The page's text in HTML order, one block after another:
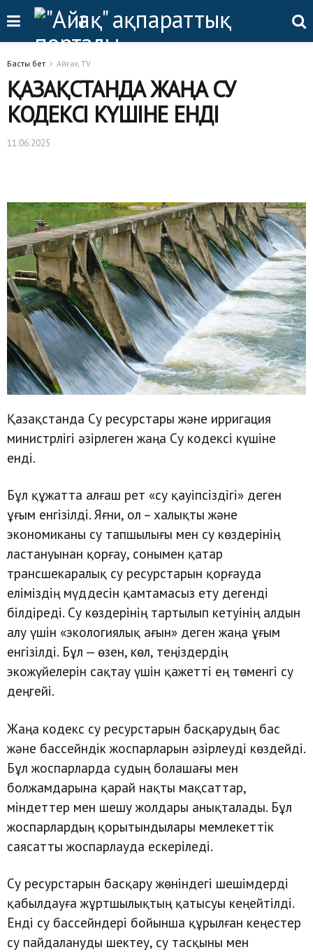
Басты бет Айғақ TV
ҚАЗАҚСТАНДА ЖАҢА СУ
КОДЕКСІ КҮШІНЕ ЕНДІ
11.06.2025
Қазақстанда Су ресурстары және ирригация
министрлігі әзірлеген жаңа Су кодексі күшіне
енді.
Бұл құжатта алғаш рет «су қауіпсіздігі» деген
ұғым енгізілді. Яғни, ол – халықты және
экономиканы су тапшылығы мен су көздерінің
ластануынан қорғау, сонымен қатар
трансшекаралық су ресурстарын қорғауда
еліміздің мүддесін қамтамасыз ету дегенді
білдіреді. Су көздерінің тартылып кетуінің алдын
алу үшін «экологиялық ағын» деген жаңа ұғым
енгізілді. Бұл — өзен, көл, теңіздердің
экожүйелерін сақтау үшін қажетті ең төменгі су
деңгейі.
Жаңа кодекс су ресурстарын басқарудың бас
және бассейндік жоспарларын әзірлеуді көздейді.
Бұл жоспарларда судың болашағы мен
болжамдарына қарай нақты мақсаттар,
міндеттер мен шешу жолдары анықталады. Бұл
жоспарлардың қорытындылары мемлекеттік
саясатты жоспарлауда ескеріледі.
Су ресурстарын басқару жөніндегі шешімдерді
қабылдауға жұртшылықтың қатысуы кеңейтілді.
Енді су бассейндері бойынша құрылған кеңестер
су пайдалануды шектеу, су тасқыны мен